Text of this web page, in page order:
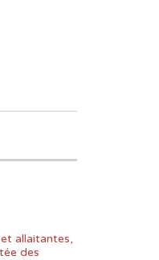
allaitantes,
des